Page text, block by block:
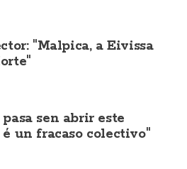
"Malpica, a Eivissa
sen abrir este
un fracaso colectivo"